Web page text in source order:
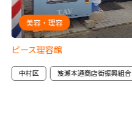
ピース理容館
美容・理容
中村区 笈瀬本通商店街振興組合